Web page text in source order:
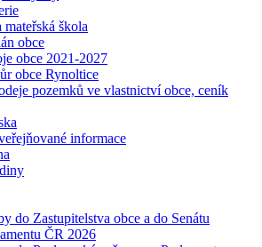
mateřská škola
obce
obce 2021-2027
obce Rynoltice
pozemků ve vlastnictví obce, ceník
informace
do Zastupitelstva obce a do Senátu
ČR 2026